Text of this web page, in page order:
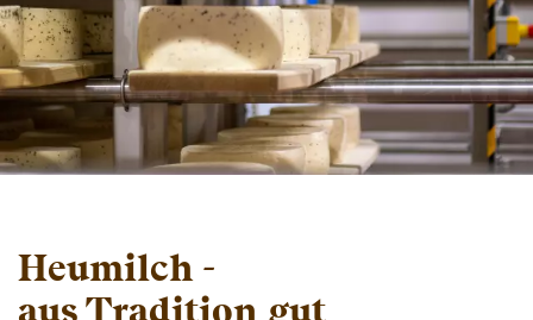
Heumilch -
aus Tradition gut